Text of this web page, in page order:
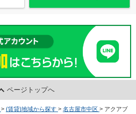
ページトップへ
> (賃貸)地域から探す > 名古屋市中区 > アクアブ